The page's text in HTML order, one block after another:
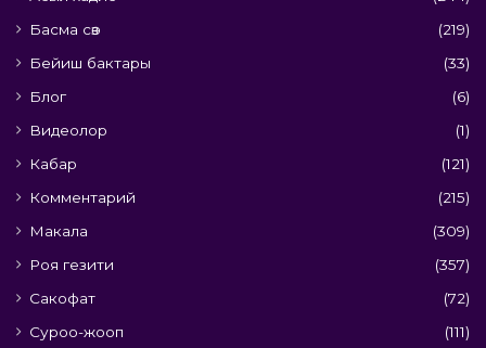
Басма сөз
(219)
Бейиш бактары
(33)
Блог
(6)
Видеолор
(1)
Кабар
(121)
Комментарий
(215)
Макала
(309)
Роя гезити
(357)
Сакофат
(72)
Суроо-жооп
(111)